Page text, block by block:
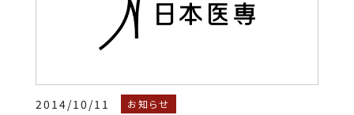
2014/10/11 お知らせ